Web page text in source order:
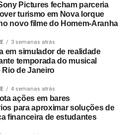
será desdobrada ao longo de
como a alternância entre
(99Moto), entrega de refeições
(99Compras) e
otimiza os horários de maior
rentabilidade semanal dos
Pictures fecham parceria
turismo em Nova Iorque
novo filme do Homem-Aranha
3 semanas atrás
em simulador de realidade
temporada do musical
Rio de Janeiro
4 semanas atrás
ações em bares
para aproximar soluções de
financeira de estudantes